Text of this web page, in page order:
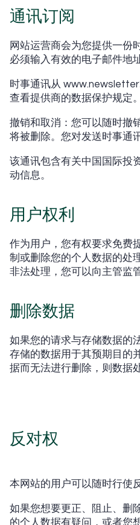
通讯订阅
网站运营商会为您提供一份
必须输入有效的电子邮件地
时事通讯从
查看提供商的数据保护规定。
撤销和取消：您可以随时撤
将被删除。您对发送时事通
该通讯包含有关中国国际投
动信息。
用户权利
作为用户，您有权要求免费
制或删除您的个人数据的处
非法处理，您可以向主管监
删除数据
如果您的请求与存储数据的
存储的数据用于其预期目的
据而无法进行删除，则数据
反对权
本网站的用户可以随时行使
如果您想要更正、阻止、删
的个人数据有疑问，或者您